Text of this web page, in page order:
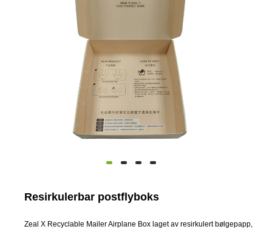
Resirkulerbar postflyboks
Zeal X Recyclable Mailer Airplane Box laget av resirkulert bølgepapp,